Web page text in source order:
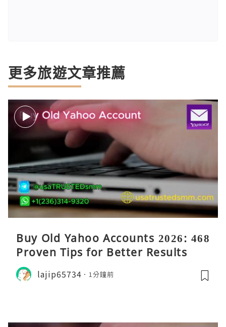
更多旅遊文章推薦
Buy Old Yahoo Accounts 2026: 468
Proven Tips for Better Results
lajip65734 1分鐘前